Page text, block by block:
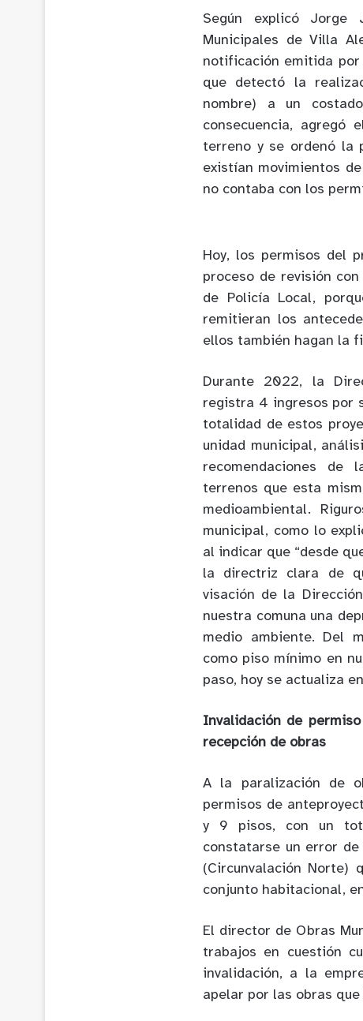
Según explicó Jorge
Municipales de Villa
notificación emitida por
que detectó la
nombre) a un
consecuencia, agregó
terreno y se ordenó la
existían movimientos
no contaba con los
Hoy, los permisos del
proceso de revisión
de Policía Local,
remitieran los
ellos también hagan la
Durante 2022, la
registra 4 ingresos por
totalidad de estos
unidad municipal,
recomendaciones de
terrenos que esta
medioambiental.
municipal, como lo
al indicar que “desde
la directriz clara de
visación de la
nuestra comuna una
medio ambiente. Del
como piso mínimo en
paso, hoy se actualiza
Invalidación de
recepción de obras
A la paralización de
permisos de
y 9 pisos, con un
constatarse un error
(Circunvalación Norte)
conjunto habitacional,
El director de Obras
trabajos en cuestión
invalidación, a la
apelar por las obras